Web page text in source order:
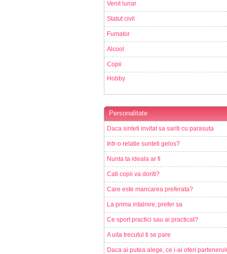
Venit lunar
Statut civil
Fumator
Alcool
Copii
Hobby
Personalitate
Daca sinteti invitat sa sariti cu parasuta
Intr-o relatie sunteti gelos?
Nunta ta ideala ar fi
Cati copii va doriti?
Care este mancarea preferata?
La prima intalnire, prefer sa
Ce sport practici sau ai practicat?
A uita trecutul ti se pare
Daca ai putea alege, ce i-ai oferi